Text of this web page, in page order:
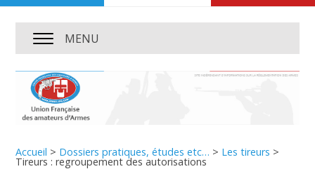
MENU
Accueil > Dossiers pratiques, études etc… > Les tireurs >
Tireurs : regroupement des autorisations